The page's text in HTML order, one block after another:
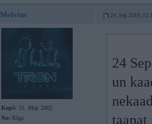
Melvins 24. Sep 2010,
Kopš: 31. May 2002
No: Rīga
24
un
taapat